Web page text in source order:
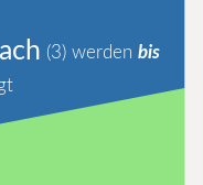
(3) werden bis